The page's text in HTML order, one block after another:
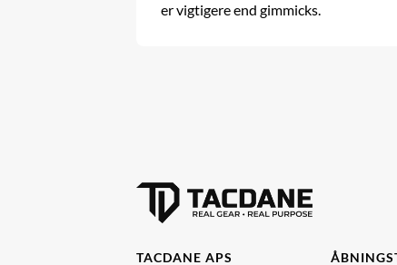
er vigtigere end gimmicks.
TACDANE APS